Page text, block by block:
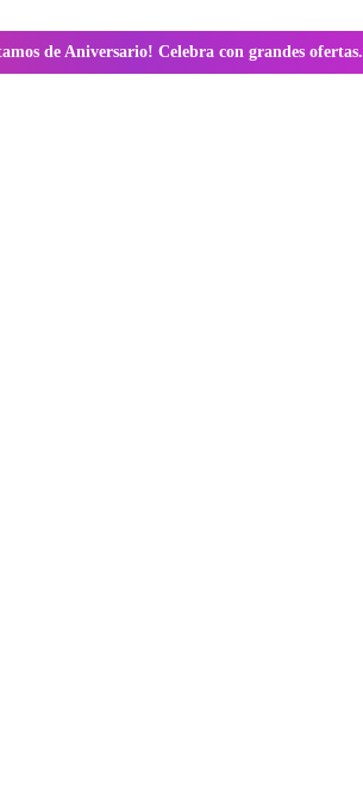
de Aniversario! Celebra con grandes ofertas.